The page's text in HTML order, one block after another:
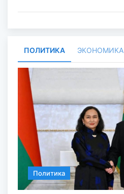
Передача 20-07-2026s
Передача 15-07-2026s
Передача 13,14-07-2026s
ПОЛИТИКА ЭКОНОМИКА
Политика